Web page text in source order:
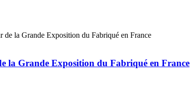
la Grande Exposition du Fabriqué en France